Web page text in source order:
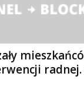
radnej.